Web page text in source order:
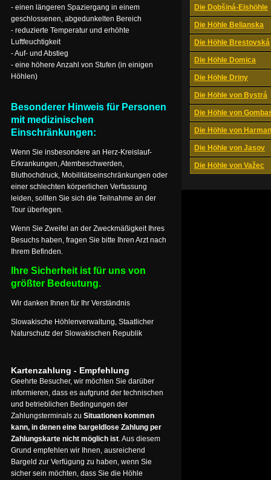
Die Dobšiná-Eishöhle
Die Höhle Belianska
Die Höhle Brestovská
Die Höhle Domica
Die Höhle Driny
Die Höhle von Bystrá
Die Höhle von
Die Höhle von
Die Höhle von Jasov
Die Höhle von Važec
- einen längeren Spaziergang in einem
geschlossenen, abgedunkelten Bereich
- reduzierte Temperatur und erhöhte
Luftfeuchtigkeit
- Auf- und Abstieg
- eine höhere Anzahl von Stufen (in einigen
Höhlen)
Besonderer Hinweis für Personen
mit medizinischen
Einschränkungen:
Wenn Sie insbesondere an Herz-Kreislauf-
Erkrankungen, Atembeschwerden,
Bluthochdruck, Mobilitätseinschränkungen oder
einer schlechten körperlichen Verfassung
leiden, sollten Sie sich die Teilnahme an der
Tour überlegen.
Wenn Sie Zweifel an der Zweckmäßigkeit Ihres
Besuchs haben, fragen Sie bitte Ihren Arzt nach
Ihrem Befinden.
Ihre Sicherheit ist für uns von
größter Bedeutung.
Wir danken Ihnen für Ihr Verständnis
Slowakische Höhlenverwaltung, Staatlicher
Naturschutz der Slowakischen Republik
Kartenzahlung - Empfehlung
Geehrte Besucher, wir möchten Sie darüber
informieren, dass es aufgrund der technischen
und betrieblichen Bedingungen der
Zahlungsterminals zu Situationen kommen
kann, in denen eine bargeldlose Zahlung per
Zahlungskarte nicht möglich ist. Aus diesem
Grund empfehlen wir Ihnen, ausreichend
Bargeld zur Verfügung zu haben, wenn Sie
sicher sein möchten, dass Sie die Höhle